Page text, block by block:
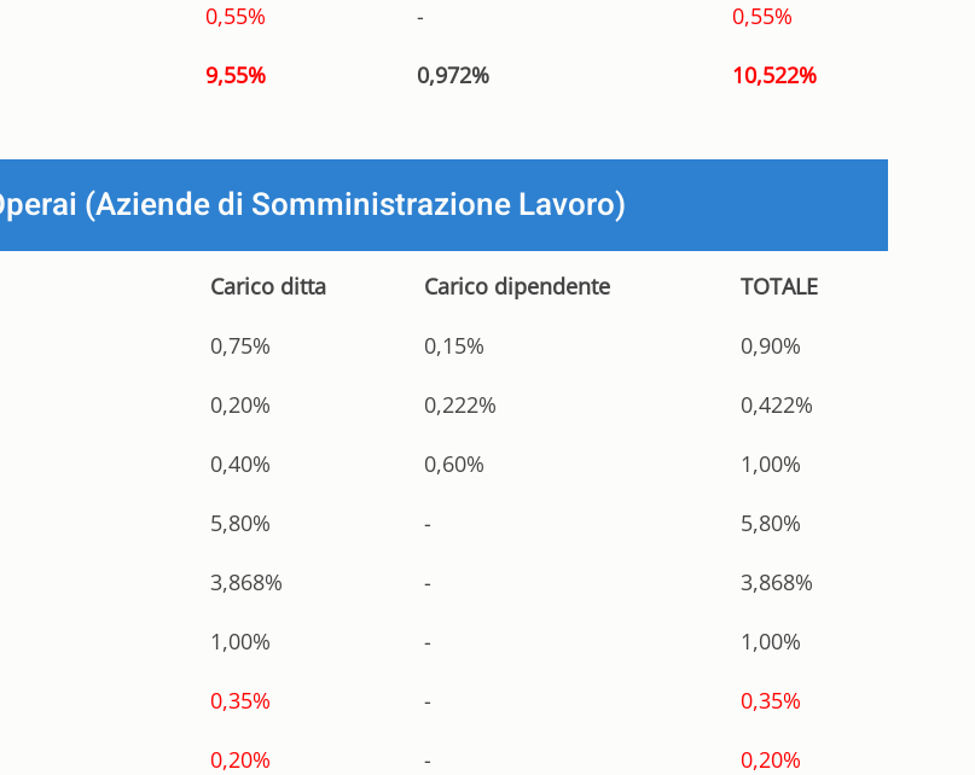
0,55% - 0,55%
9,55% 0,972% 10,522%
(Aziende di Somministrazione Lavoro)
Carico ditta Carico dipendente TOTALE
0,75% 0,15% 0,90%
0,20% 0,222% 0,422%
0,40% 0,60% 1,00%
5,80% - 5,80%
3,868% - 3,868%
1,00% - 1,00%
0,35% - 0,35%
0,20% - 0,20%